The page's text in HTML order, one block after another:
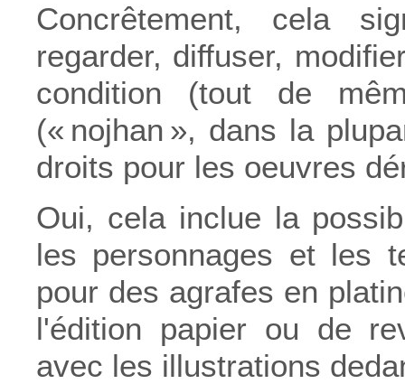
Concrêtement, cela
regarder, diffuser,
condition (tout de
(« nojhan », dans la
droits pour les oeuvres
Oui, cela inclue la
les personnages et les
pour des agrafes en
l'édition papier ou de
avec les illustrations